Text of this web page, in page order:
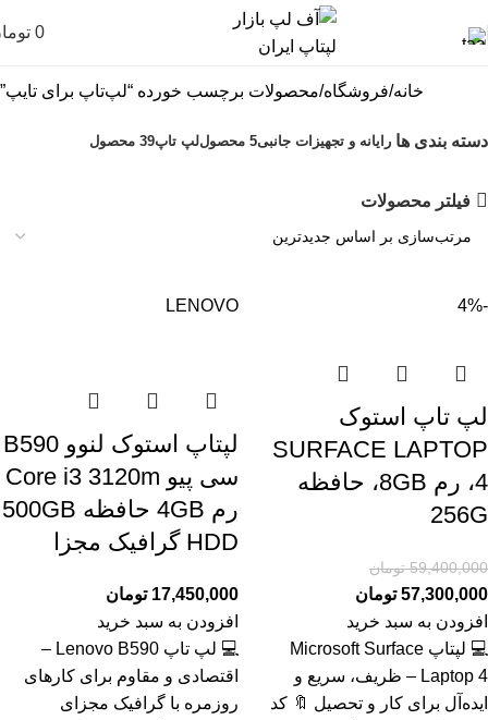
0
خانه فروشگاه محصولات برچسب خورده “لپ‌تاپ برای تایپ”
دسته بندی ها رایانه و تجهیزات جانبی5 محصول لپ تاپ39 محصول
فیلتر محصولات
-4%
لپ تاپ استوک
SURFACE LAPTOP
4، رم 8GB، حافظه
256G
59,400,000 تومان
57,300,000 تومان
افزودن به سبد خرید
💻 لپتاپ Microsoft Surface
Laptop 4 – ظریف، سریع و
ایده‌آل برای کار و تحصیل 🔖 کد
LENOVO
لپتاپ استوک لنوو B590
سی پیو Core i3 3120m
رم 4GB حافظه 500GB
HDD گرافیک مجزا
17,450,000 تومان
افزودن به سبد خرید
💻 لپ تاپ Lenovo B590 –
اقتصادی و مقاوم برای کارهای
روزمره با گرافیک مجزای